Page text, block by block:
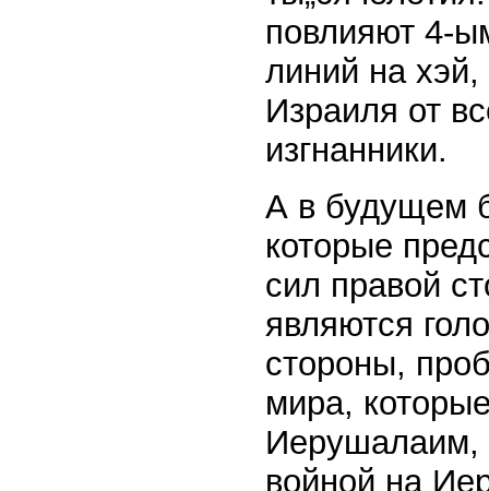
повлияют 4-
линий на
Израиля от
изгнанники.
А в будущем
которые
сил правой
являются
стороны,
мира,
Иерушалаим,
войной на